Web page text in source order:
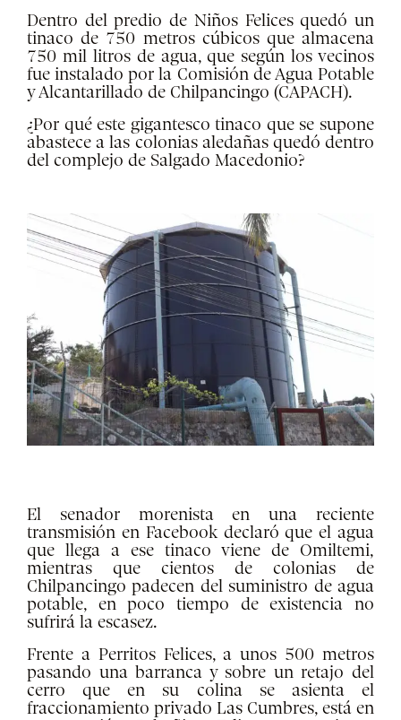
Dentro del predio de Niños Felices quedó un
tinaco de 750 metros cúbicos que almacena
750 mil litros de agua, que según los vecinos
fue instalado por la Comisión de Agua Potable
y Alcantarillado de Chilpancingo (CAPACH).
¿Por qué este gigantesco tinaco que se supone
abastece a las colonias aledañas quedó dentro
del complejo de Salgado Macedonio?
El senador morenista en una reciente
transmisión en Facebook declaró que el agua
que llega a ese tinaco viene de Omiltemi,
mientras que cientos de colonias de
Chilpancingo padecen del suministro de agua
potable, en poco tiempo de existencia no
sufrirá la escasez.
Frente a Perritos Felices, a unos 500 metros
pasando una barranca y sobre un retajo del
cerro que en su colina se asienta el
fraccionamiento privado Las Cumbres, está en